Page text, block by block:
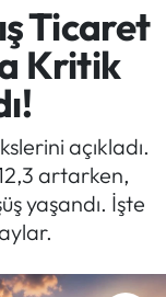
Ticaret
Kritik
açıkladı.
artarken,
yaşandı. İşte